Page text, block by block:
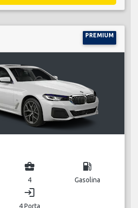
PREMIUM
business_center
4
local_gas_station
Gasolina
login
4 Porta